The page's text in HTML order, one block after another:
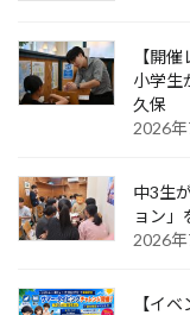
【開
小学生
久保
2026
中3生
ョン」
2026
【イ